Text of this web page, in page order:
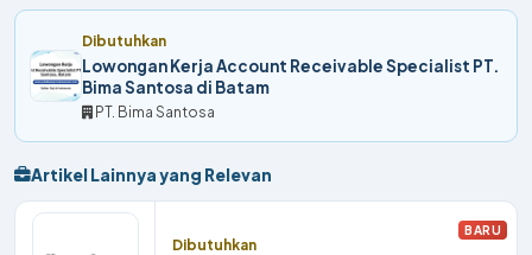
Dibutuhkan
Lowongan Kerja Account Receivable Specialist PT.
Bima Santosa di Batam
PT. Bima Santosa
Artikel Lainnya yang Relevan
Dibutuhkan
BARU